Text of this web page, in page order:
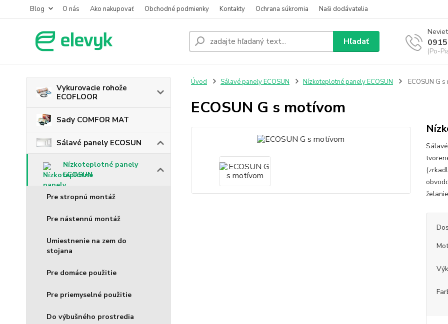
Blog O nás Ako nakupovať Obchodné podmienky Kontakty Ochrana súkromia Naši dodávatelia
Hľadať
(Po-
Vykurovacie rohože
ECOFLOOR
Sady COMFOR MAT
Sálavé panely ECOSUN
Nízkoteplotné panely
ECOSUN
Pre stropnú montáž
Pre nástennú montáž
Umiestnenie na zem do
stojana
Pre domáce použitie
Pre priemyselné použitie
Do výbušného prostredia
Úvod Sálavé panely ECOSUN Nízkoteplotné panely ECOSUN ECOSUN G
ECOSUN G s motívom